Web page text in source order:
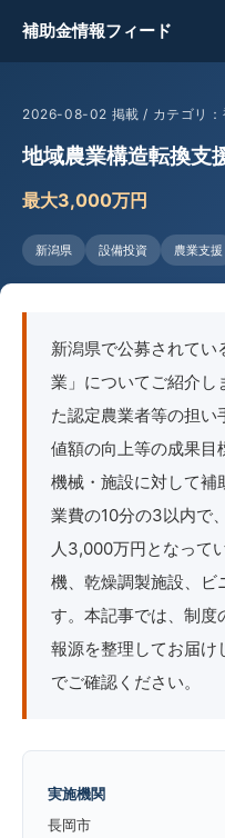
補助金情報フィード
2026-08-02 掲載 / カテゴリ：
地域農業構造転換支
最大3,000万円
新潟県 設備投資 農業支援
新潟県で公募されて
業」についてご紹介し
た認定農業者等の担い
値額の向上等の成果目
機械・施設に対して補
業費の10分の3以内で
人3,000万円となって
機、乾燥調製施設、ビ
す。本記事では、制度
報源を整理してお届け
でご確認ください。
実施機関
長岡市